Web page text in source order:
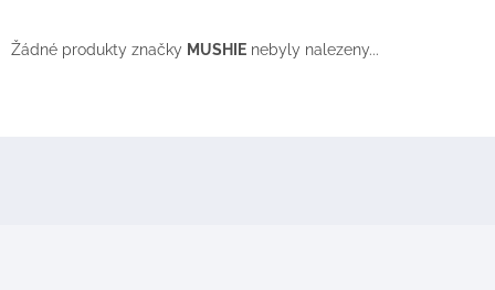
Žádné produkty značky MUSHIE nebyly nalezeny...